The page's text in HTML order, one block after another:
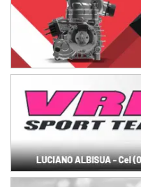
NORESTE SANTAFESINO - F6
Ciudad de Avellaneda (Asfalto)
Avellaneda (Santa Fe)
SUR SANTAFESINO - F4
Rufino (Santa Fe)
TUCUMANO - F5
El Timbó (Tucumán)